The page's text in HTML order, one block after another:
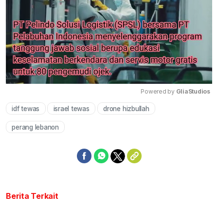
Powered by GliaStudios
idf tewas israel tewas drone hizbullah
perang lebanon
Berita Terkait